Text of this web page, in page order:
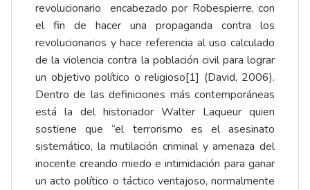
revolucionario encabezado por Robespierre, con
el fin de hacer una propaganda contra los
revolucionarios y hace referencia al uso calculado
de la violencia contra la población civil para lograr
un objetivo político o religioso[1] (David, 2006).
Dentro de las definiciones más contemporáneas
está la del historiador Walter Laqueur quien
sostiene que “el terrorismo es el asesinato
sistemático, la mutilación criminal y amenaza del
inocente creando miedo e intimidación para ganar
un acto político o táctico ventajoso, normalmente